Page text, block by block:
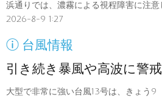
浜通りでは、濃霧による視程障害に注意
2026-8-9 1:27
 台風情報
引き続き暴風や高波に警戒
大型で非常に強い台風13号は、きょう9